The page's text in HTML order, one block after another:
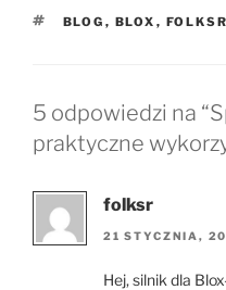
TAGI
BLOG , BLOX , FOLKSR
5 odpowiedzi na
praktyczne
folksr
21 STYCZNIA,
Hej, silnik dla